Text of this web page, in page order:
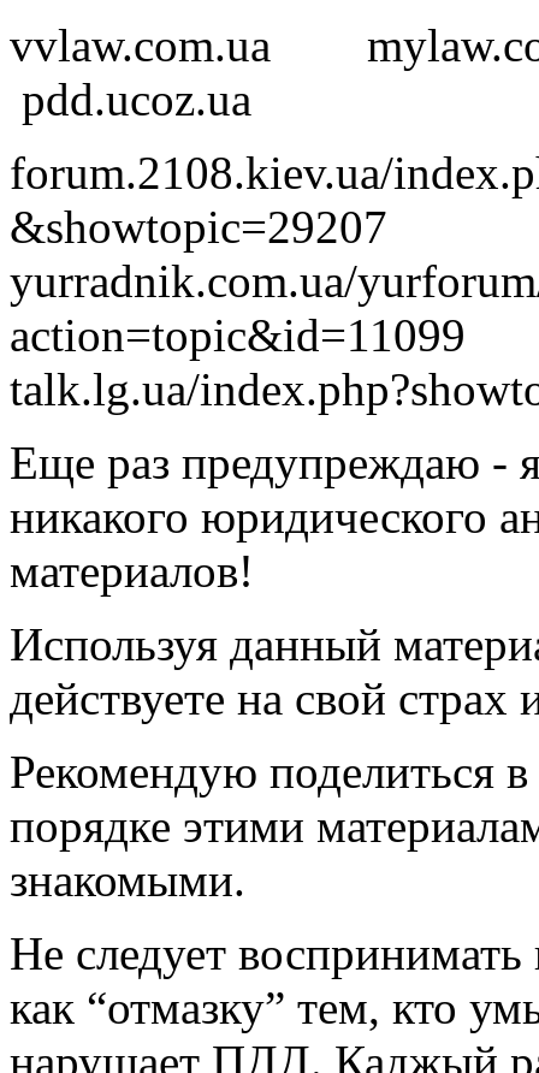
vvlaw.com.ua
pdd.ucoz.ua
forum.2108.kiev.ua/
&showtopic=29207
yurradnik.com.ua/
action=topic&id=11099
talk.lg.ua/
Еще раз предупреждаю -
никакого юридического
материалов!
Используя данный
действуете на свой страх
Рекомендую поделиться в
порядке этими
знакомыми.
Не следует воспринимать
как “отмазку” тем, кто
нарушает ПДД. Каджый